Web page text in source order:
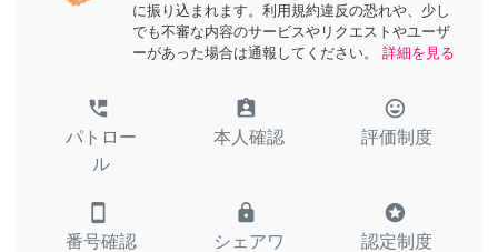
に振り込まれます。利用規約違反の恐れや、少し
でも不審な内容のサービスやリクエストやユーザ
ーがあった場合は通報してください。
詳細を見る
perm_phone_msg
パトロー
ル
assignment_ind
本人確認
tag_faces
評価制度
smartphone
番号確認
lock
シェアワ
stars
認定制度